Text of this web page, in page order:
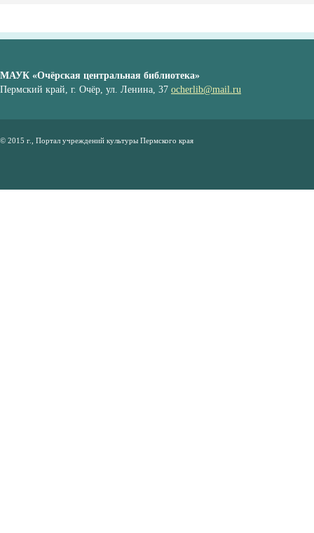
МАУК «Очёрская центральная библиотека»
Пермский край, г. Очёр, ул. Ленина, 37 ocherlib@mail.ru
© 2015 г., Портал учреждений культуры Пермского края